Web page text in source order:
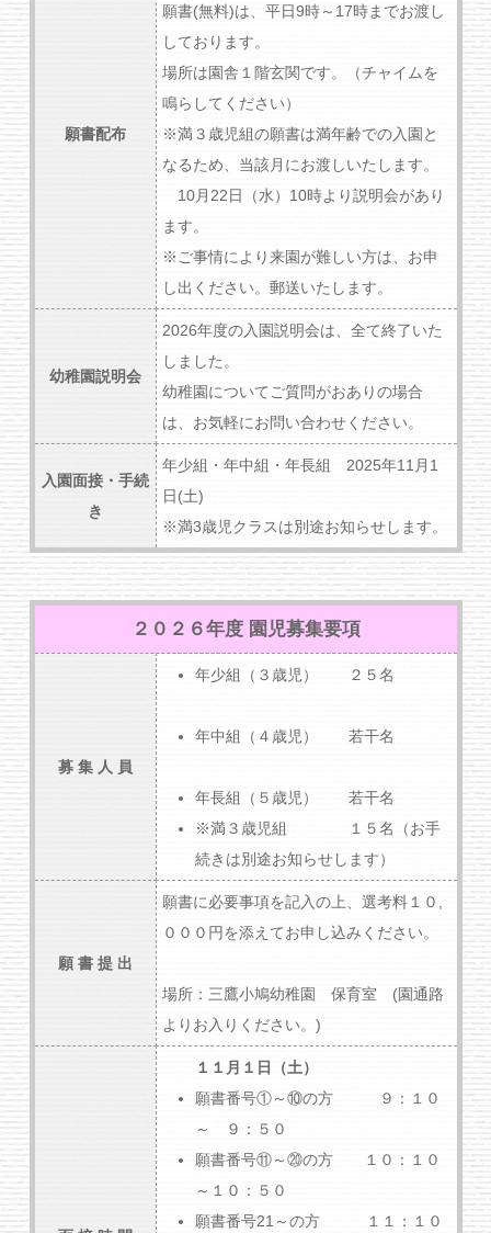
願書配布
願書(無料)は、平日9時～17時までお渡し
しております。
場所は園舎１階玄関です。（チャイムを
鳴らしてください）
※満３歳児組の願書は満年齢での入園と
なるため、当該月にお渡しいたします。
10月22日（水）10時より説明会があり
ます。
※ご事情により来園が難しい方は、お申
し出ください。郵送いたします。
幼稚園説明会
2026年度の入園説明会は、全て終了いた
しました。
幼稚園についてご質問がおありの場合
は、お気軽にお問い合わせください。
入園面接・手続
き
年少組・年中組・年長組 2025年11月1
日(土)
※満3歳児クラスは別途お知らせします。
２０２６年度 園児募集要項
募 集 人 員
年少組（３歳児） ２５名
年中組（４歳児） 若干名
年長組（５歳児） 若干名
※満３歳児組 １５名（お手
続きは別途お知らせします）
願 書 提 出
願書に必要事項を記入の上、選考料１０,
０００円を添えてお申し込みください。
場所：三鷹小鳩幼稚園 保育室 (園通路
よりお入りください。)
１１月１日（土）
願書番号①～⑩の方 ９：１０
～ ９：５０
願書番号⑪～⑳の方 １０：１０
～１０：５０
願書番号21～の方 １１：１０